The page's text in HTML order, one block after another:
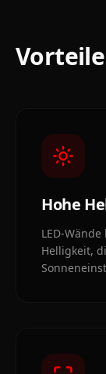
Hohe
LED-
Helligkeit,